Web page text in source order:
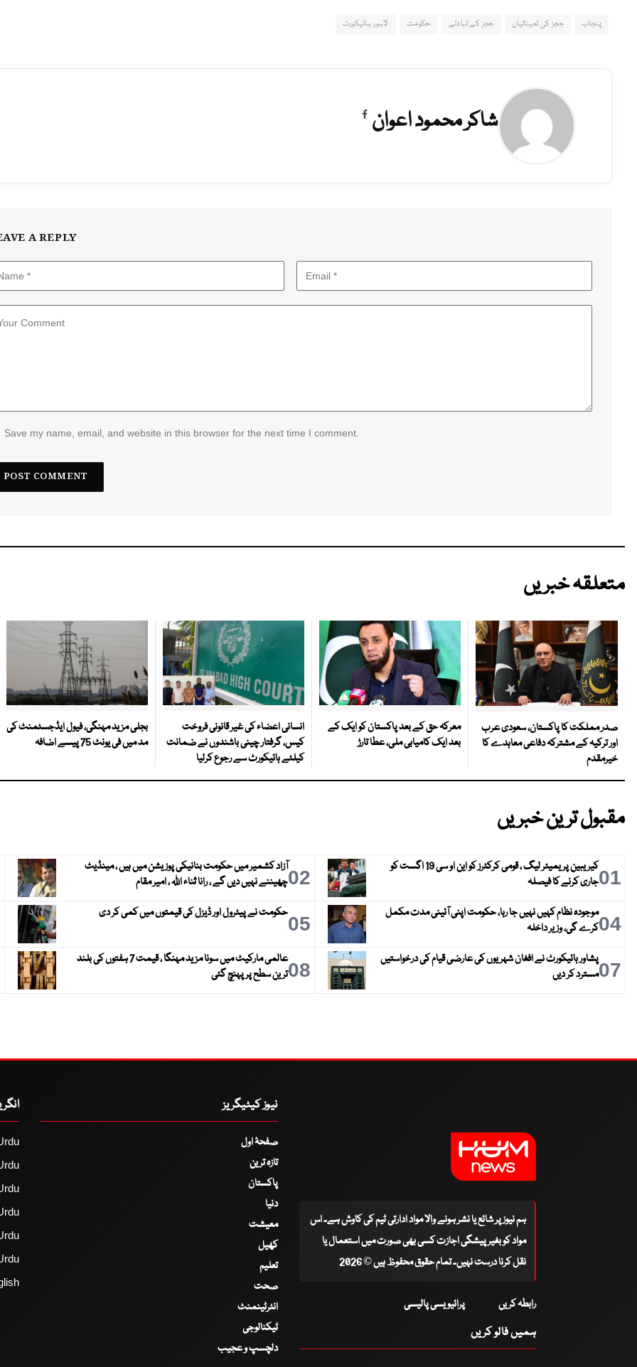
پنجاب ججز کی تعیناتیاں ججز کے تبادلے حکومت لاہور ہائیکورٹ
شاکر محمود اعوان Facebook
A REPLY
Save my name, email, and website in this browser for the next time I comment.
متعلقہ خبریں
صدر مملکت کا پاکستان، سعودی عرب
اور ترکیہ کے مشترکہ دفاعی معاہدے کا
خیرمقدم
معرکہ حق کے بعد پاکستان کو ایک کے
بعد ایک کامیابی ملی، عطا تارڑ
انسانی اعضاء کی غیر قانونی فروخت
کیس، گرفتار چینی باشندوں نے ضمانت
کیلئے ہائیکورٹ سے رجوع کرلیا
بجلی مزید مہنگی، فیول ایڈجسٹمنٹ کی
مد میں فی یونٹ 75 پیسے اضافہ
مقبول ترین خبریں
01
کیریبین پریمیئر لیگ ، قومی کرکٹرز کو این او سی 19 اگست کو
جاری کرنے کا فیصلہ
02آزاد کشمیر میں حکومت بنانیکی پوزیشن میں ہیں ، مینڈیٹ
چھیننے نہیں دیں گے ، رانا ثناء اللہ ، امیر مقام
04موجودہ نظام کہیں نہیں جا رہا، حکومت اپنی آئینی مدت مکمل
کرے گی، وزیر داخلہ
05حکومت نے پیٹرول اور ڈیزل کی قیمتوں میں کمی کر دی
07پشاور ہائیکورٹ نے افغان شہریوں کی عارضی قیام کی درخواستیں
مسترد کر دیں
08
عالمی مارکیٹ میں سونا مزید مہنگا ، قیمت 7 ہفتوں کی بلند
ترین سطح پر پہنچ گئی
ہم نیوز پر شائع یا نشر ہونے والا مواد ادارتی ٹیم کی کاوش ہے۔ اس
مواد کو بغیر پیشگی اجازت کسی بھی صورت میں استعمال یا
نقل کرنا درست نہیں۔ تمام حقوق محفوظ ہیں © 2026
رابطہ کریں پرائیویسی پالیسی
ہمیں فالو کریں
نیوز کیٹیگریز
صفحۂ اول
تازہ ترین
پاکستان
دنیا
معیشت
کھیل
تعلیم
صحت
انٹرٹینمنٹ
ٹیکنالوجی
دلچسپ و عجیب